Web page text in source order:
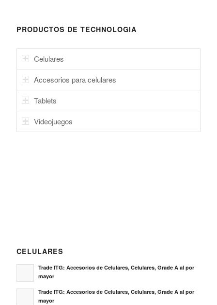
PRODUCTOS DE TECHNOLOGIA
Celulares
Accesorios para celulares
Tablets
Videojuegos
CELULARES
Trade ITG: Accesorios de Celulares, Celulares, Grade A al por
mayor
Trade ITG: Accesorios de Celulares, Celulares, Grade A al por
mayor